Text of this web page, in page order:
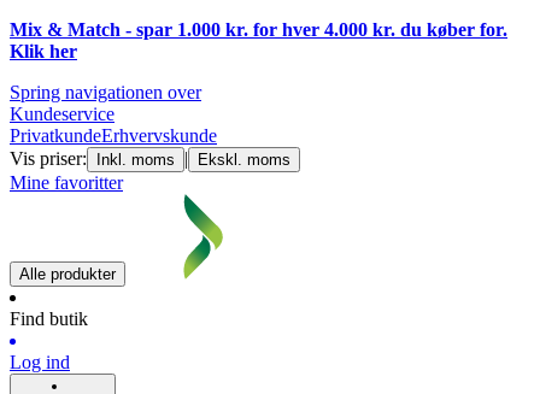
Mix & Match - spar 1.000 kr. for hver 4.000 kr. du køber for.
Klik her
Spring navigationen over
Kundeservice
PrivatkundeErhvervskunde
Vis priser:
Inkl. moms | Ekskl. moms
Mine favoritter
Alle produkter
Find butik
Log ind